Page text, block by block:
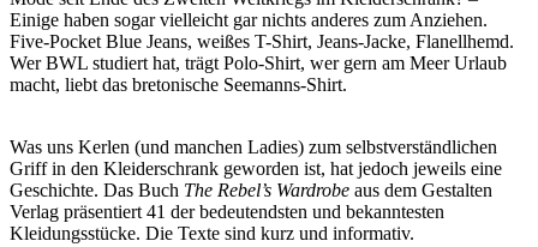
Einige haben sogar vielleicht gar nichts anderes zum Anziehen.
Five-Pocket Blue Jeans, weißes T-Shirt, Jeans-Jacke, Flanellhemd.
Wer BWL studiert hat, trägt Polo-Shirt, wer gern am Meer Urlaub
macht, liebt das bretonische Seemanns-Shirt.
Was uns Kerlen (und manchen Ladies) zum selbstverständlichen
Griff in den Kleiderschrank geworden ist, hat jedoch jeweils eine
Geschichte. Das Buch The Rebel’s Wardrobe aus dem Gestalten
Verlag präsentiert 41 der bedeutendsten und bekanntesten
Kleidungsstücke. Die Texte sind kurz und informativ.